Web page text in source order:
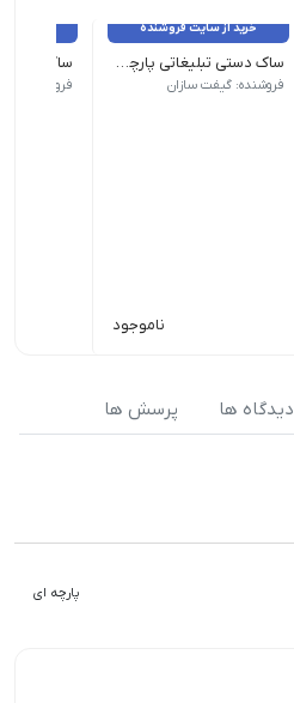
خرید از سایت فروشنده
ساک دستی تبلیغاتی پارچه ای 35×45 عطف : 10 س.م | حداقل سفارش: 500 عدد
فروشنده: گیفت سازان
ناموجود
عطف 10س.م | حداقل سفارش: 500 عدد
فروشنده:
دیدگاه ها پرسش ها
پارچه ای